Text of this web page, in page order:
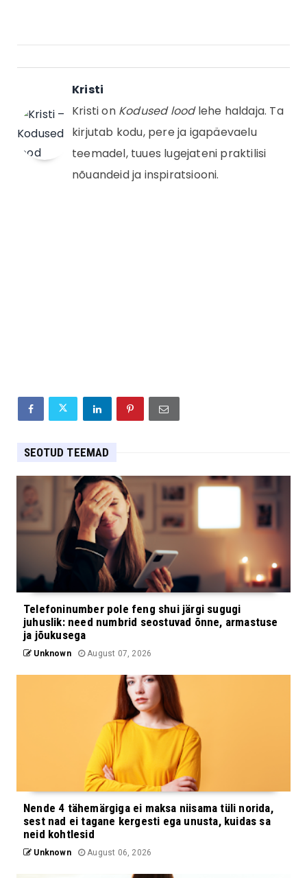
Kristi
Kristi on Kodused loodlehe haldaja. Ta
kirjutab kodu, pere ja igapäevaelu
teemadel, tuues lugejateni praktilisi
nõuandeid ja inspiratsiooni.
SEOTUD TEEMAD
Telefoninumber pole feng shui järgi sugugi
juhuslik: need numbrid seostuvad õnne, armastuse
ja jõukusega
Unknown August 07, 2026
Nende 4 tähemärgiga ei maksa niisama tüli norida,
sest nad ei tagane kergesti ega unusta, kuidas sa
neid kohtlesid
Unknown August 06, 2026